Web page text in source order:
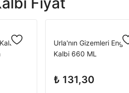
Urla'nın Gizemleri
Kalbi 660 ML
₺ 131,30